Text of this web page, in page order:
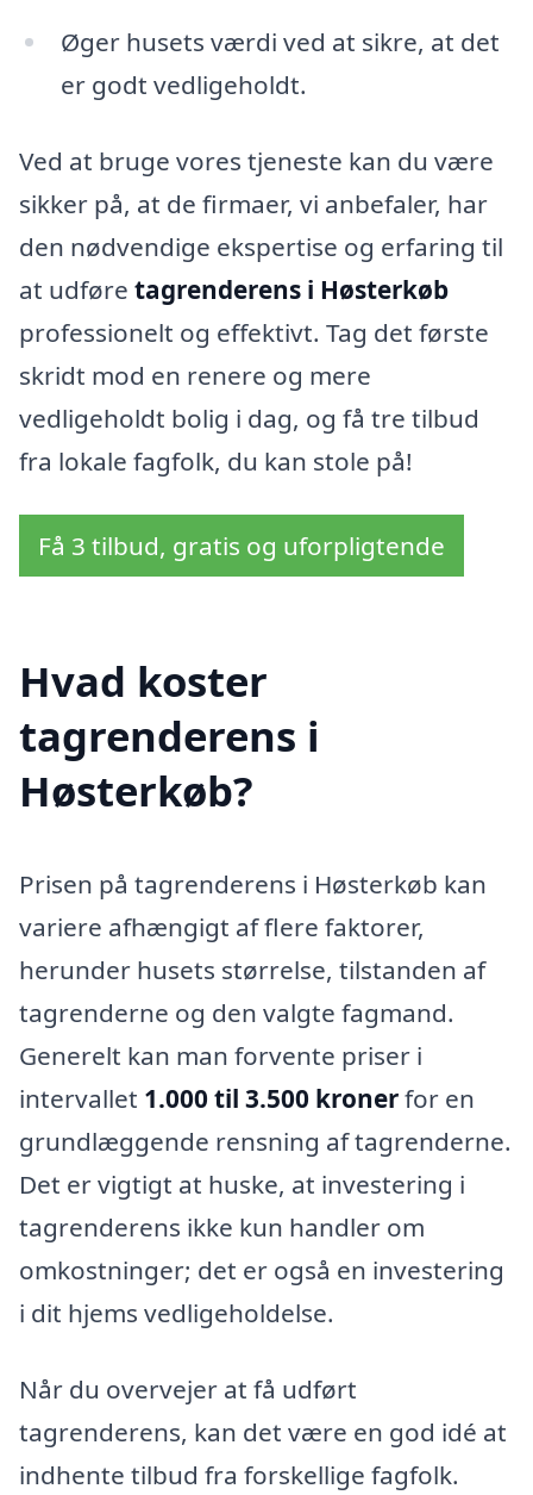
Øger husets værdi ved at sikre, at det
er godt vedligeholdt.
Ved at bruge vores tjeneste kan du være
sikker på, at de firmaer, vi anbefaler, har
den nødvendige ekspertise og erfaring til
at udføre tagrenderens i Høsterkøb
professionelt og effektivt. Tag det første
skridt mod en renere og mere
vedligeholdt bolig i dag, og få tre tilbud
fra lokale fagfolk, du kan stole på!
Få 3 tilbud, gratis og uforpligtende
Hvad koster
tagrenderens i
Høsterkøb?
Prisen på tagrenderens i Høsterkøb kan
variere afhængigt af flere faktorer,
herunder husets størrelse, tilstanden af
tagrenderne og den valgte fagmand.
Generelt kan man forvente priser i
intervallet 1.000 til 3.500 kronerfor en
grundlæggende rensning af tagrenderne.
Det er vigtigt at huske, at investering i
tagrenderens ikke kun handler om
omkostninger; det er også en investering
i dit hjems vedligeholdelse.
Når du overvejer at få udført
tagrenderens, kan det være en god idé at
indhente tilbud fra forskellige fagfolk.